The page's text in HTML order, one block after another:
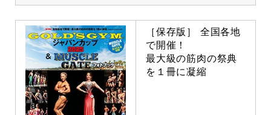
［保存版］ 全国各地
で開催！
最大級の筋肉の祭典
を１冊に凝縮